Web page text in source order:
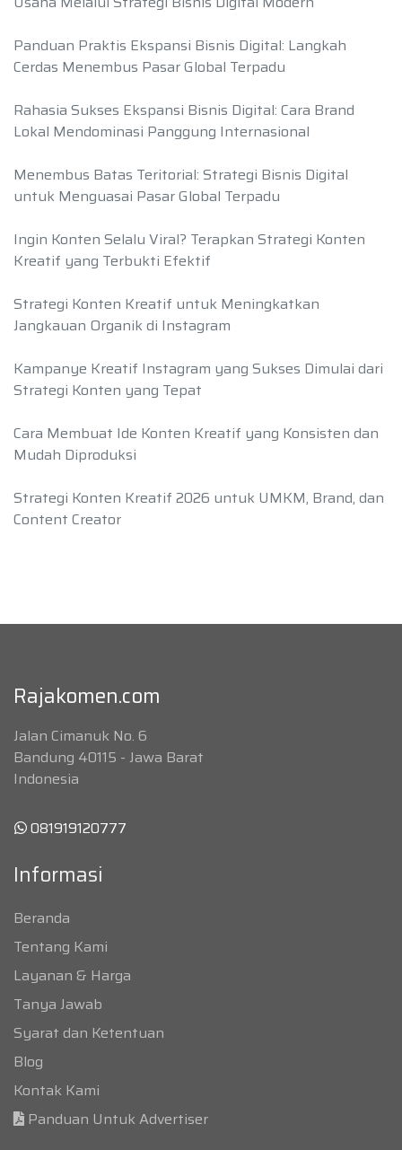
Panduan Praktis Ekspansi Bisnis Digital: Langkah
Cerdas Menembus Pasar Global Terpadu
Rahasia Sukses Ekspansi Bisnis Digital: Cara Brand
Lokal Mendominasi Panggung Internasional
Menembus Batas Teritorial: Strategi Bisnis Digital
untuk Menguasai Pasar Global Terpadu
Ingin Konten Selalu Viral? Terapkan Strategi Konten
Kreatif yang Terbukti Efektif
Strategi Konten Kreatif untuk Meningkatkan
Jangkauan Organik di Instagram
Kampanye Kreatif Instagram yang Sukses Dimulai dari
Strategi Konten yang Tepat
Cara Membuat Ide Konten Kreatif yang Konsisten dan
Mudah Diproduksi
Strategi Konten Kreatif 2026 untuk UMKM, Brand, dan
Content Creator
Rajakomen.com
Jalan Cimanuk No. 6
Bandung 40115 - Jawa Barat
Indonesia
081919120777
Informasi
Beranda
Tentang Kami
Layanan & Harga
Tanya Jawab
Syarat dan Ketentuan
Blog
Kontak Kami
Panduan Untuk Advertiser